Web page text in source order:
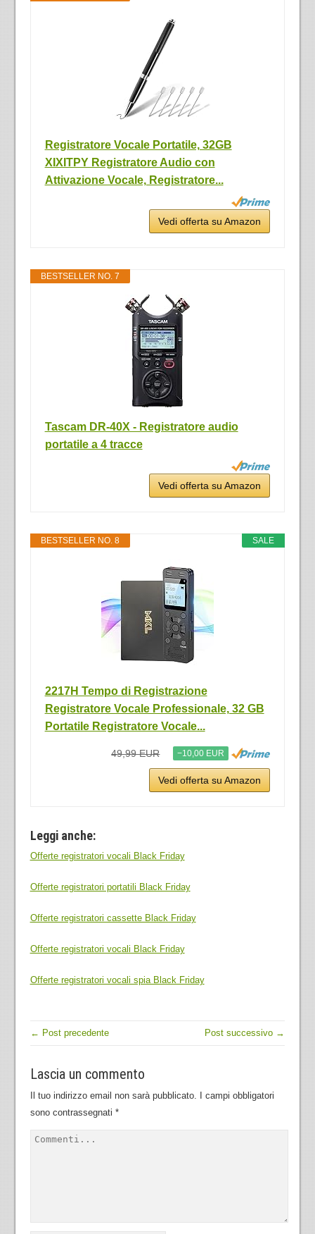
Registratore Vocale Portatile, 32GB
XIXITPY Registratore Audio con
Attivazione Vocale, Registratore...
Vedi offerta su Amazon
BESTSELLER NO. 7
Tascam DR-40X - Registratore audio
portatile a 4 tracce
Vedi offerta su Amazon
SALE
BESTSELLER NO. 8
2217H Tempo di Registrazione
Registratore Vocale Professionale, 32 GB
Portatile Registratore Vocale...
49,99 EUR −10,00 EUR
Vedi offerta su Amazon
Leggi anche:
Offerte registratori vocali Black Friday
Offerte registratori portatili Black Friday
Offerte registratori cassette Black Friday
Offerte registratori vocali Black Friday
Offerte registratori vocali spia Black Friday
← Post precedente Post successivo →
Lascia un commento
Il tuo indirizzo email non sarà pubblicato. I campi obbligatori
sono contrassegnati *